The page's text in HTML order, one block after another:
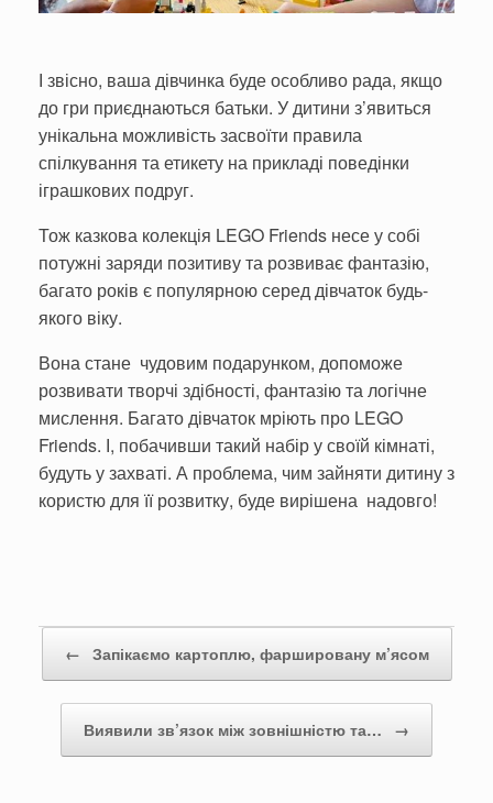
І звісно, ваша дівчинка буде особливо рада, якщо
до гри приєднаються батьки. У дитини з’явиться
унікальна можливість засвоїти правила
спілкування та етикету на прикладі поведінки
іграшкових подруг.
Тож казкова колекція LEGO Friends несе у собі
потужні заряди позитиву та розвиває фантазію,
багато років є популярною серед дівчаток будь-
якого віку.
Вона стане чудовим подарунком, допоможе
розвивати творчі здібності, фантазію та логічне
мислення. Багато дівчаток мріють про LEGO
Friends. І, побачивши такий набір у своїй кімнаті,
будуть у захваті. А проблема, чим зайняти дитину з
користю для її розвитку, буде вирішена надовго!
← Запікаємо картоплю, фаршировану м’ясом
Виявили зв’язок між зовнішністю та… →